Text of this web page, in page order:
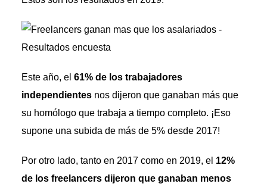
Este año, el 61% de los trabajadores
independientesnos dijeron que ganaban más que
su homólogo que trabaja a tiempo completo. ¡Eso
supone una subida de más de 5% desde 2017!
Por otro lado, tanto en 2017 como en 2019, el 12%
de los freelancers dijeron que ganaban menos